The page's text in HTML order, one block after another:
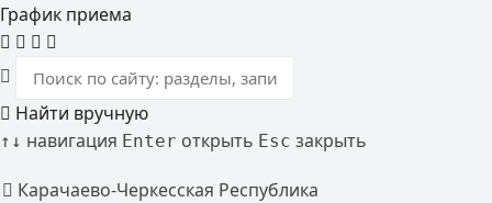
График приема
Найти вручную
↑ ↓ навигация Enter открыть Esc закрыть
Карачаево-Черкесская Республика